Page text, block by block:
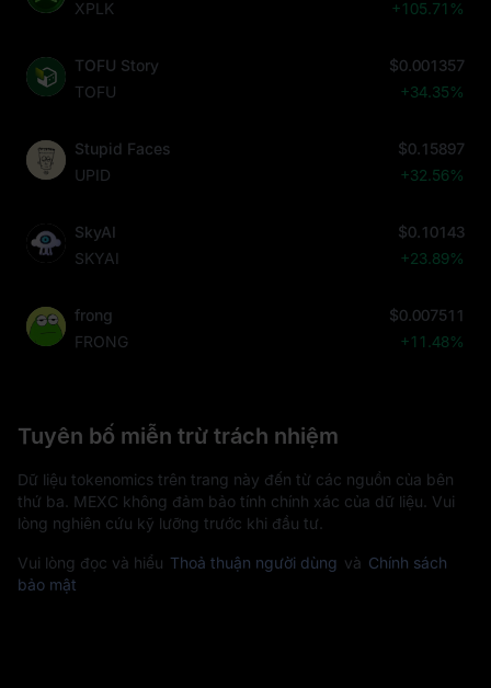
XPLK
+105.71%
TOFU Story
TOFU
$0.001357
+34.35%
Stupid Faces
UPID
$0.15897
+32.56%
SkyAI
SKYAI
$0.10143
+23.89%
frong
FRONG
$0.007511
+11.48%
Tuyên bố miễn trừ trách nhiệm
Dữ liệu tokenomics trên trang này đến từ các nguồn của bên
thứ ba. MEXC không đảm bảo tính chính xác của dữ liệu. Vui
lòng nghiên cứu kỹ lưỡng trước khi đầu tư.
Vui lòng đọc và hiểu Thoả thuận người dùng và Chính sách
bảo mật